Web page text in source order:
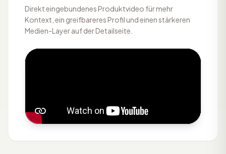
Direkt eingebundenes Produktvideo für mehr
Kontext, ein greifbareres Profil und einen stärkeren
Medien-Layer auf der Detailseite.